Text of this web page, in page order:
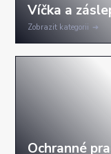
Zobrazit kategorii